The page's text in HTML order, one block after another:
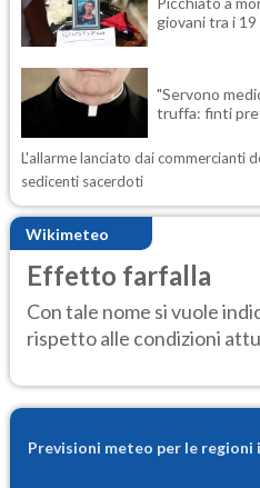
giovani tra i
"Servono
truffa: finti
L'allarme lanciato dai commercianti
sedicenti sacerdoti
Wikimeteo
Effetto farfalla
Con tale nome si vuole
rispetto alle condizioni
Previsioni meteo per le regioni